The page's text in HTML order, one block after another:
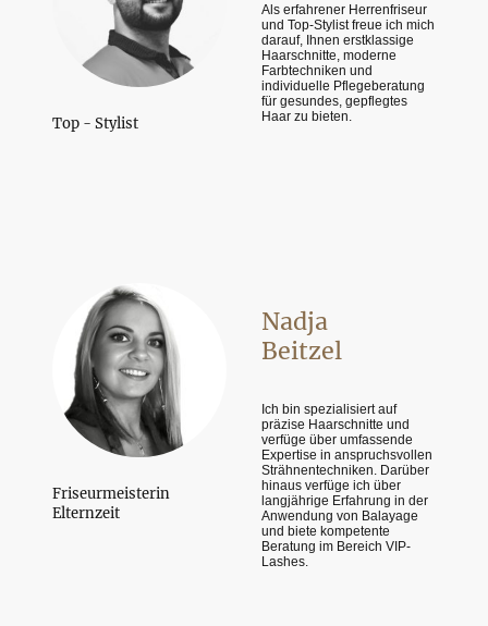
Top - Stylist
Als erfahrener Herrenfriseur
und Top-Stylist freue ich mich
darauf, Ihnen erstklassige
Haarschnitte, moderne
Farbtechniken und
individuelle Pflegeberatung
für gesundes, gepflegtes
Haar zu bieten.
Friseurmeisterin
Elternzeit
Nadja
Beitzel
Ich bin spezialisiert auf
präzise Haarschnitte und
verfüge über umfassende
Expertise in anspruchsvollen
Strähnentechniken. Darüber
hinaus verfüge ich über
langjährige Erfahrung in der
Anwendung von Balayage
und biete kompetente
Beratung im Bereich VIP-
Lashes.